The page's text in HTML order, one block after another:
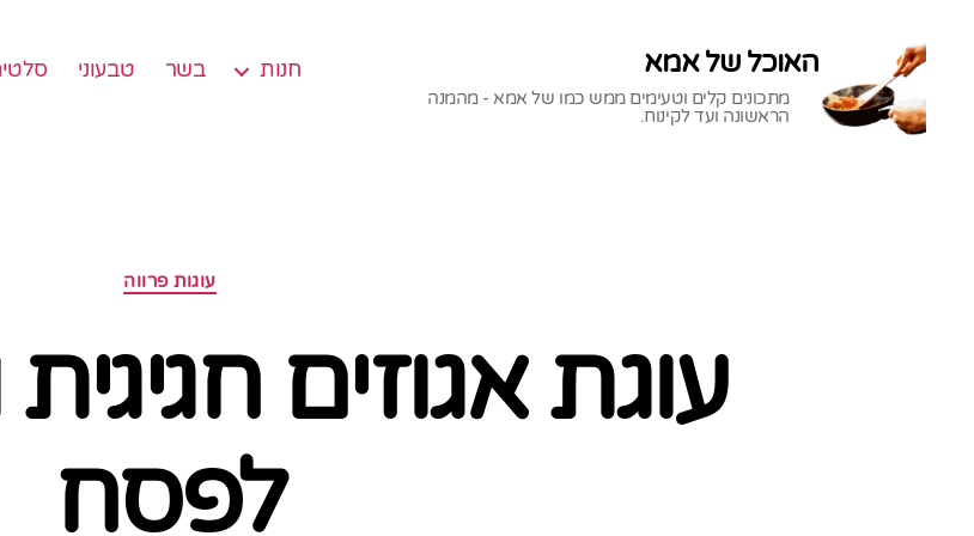
האוכל של אמא
מתכונים קלים וטעימים ממש כמו של אמא - מהמנה
הראשונה ועד לקינוח.
חנות בשר טבעוני
קטגוריות
עוגות פרווה
עוגת אגוזים
לפסח